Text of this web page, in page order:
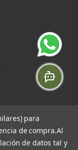
para
de compra.Al
de datos tal y